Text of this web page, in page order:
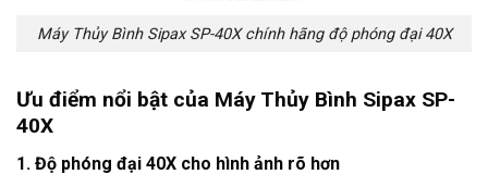
Máy Thủy Bình Sipax SP-40X chính hãng độ phóng đại 40X
Ưu điểm nổi bật của Máy Thủy Bình Sipax SP-
40X
1. Độ phóng đại 40X cho hình ảnh rõ hơn